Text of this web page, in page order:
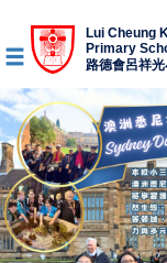
Lui Cheung
Primary
路德會呂祥